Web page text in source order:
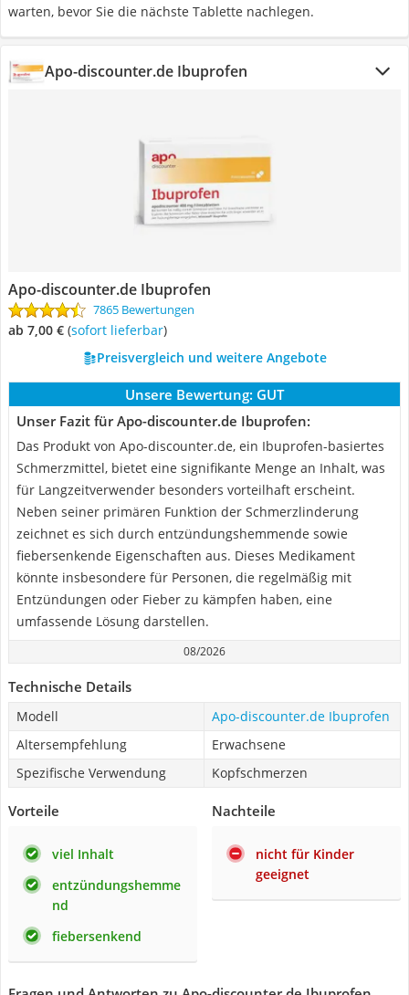
warten, bevor Sie die nächste Tablette nachlegen.
Apo-discounter.de Ibuprofen
Apo-discounter.de Ibuprofen
7865 Bewertungen
ab 7,00 € ( Sofort lieferbar)
Preisvergleich und weitere Angebote
Unsere Bewertung: GUT
Unser Fazit für Apo-discounter.de Ibuprofen:
Das Produkt von Apo-discounter.de, ein Ibuprofen-basiertes
Schmerzmittel, bietet eine signifikante Menge an Inhalt, was
für Langzeitverwender besonders vorteilhaft erscheint.
Neben seiner primären Funktion der Schmerzlinderung
zeichnet es sich durch entzündungshemmende sowie
fiebersenkende Eigenschaften aus. Dieses Medikament
könnte insbesondere für Personen, die regelmäßig mit
Entzündungen oder Fieber zu kämpfen haben, eine
umfassende Lösung darstellen.
08/2026
Technische Details
Modell
Apo-discounter.de Ibuprofen
Altersempfehlung
Erwachsene
Spezifische Verwendung
Kopfschmerzen
Vorteile
viel Inhalt
entzündungshemme
nd
fiebersenkend
Nachteile
nicht für Kinder
geeignet